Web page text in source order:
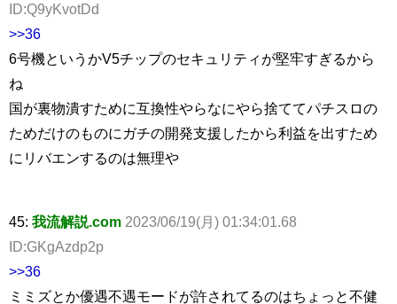
ID:Q9yKvotDd
>>36
6号機というかV5チップのセキュリティが堅牢すぎるから
ね
国が裏物潰すために互換性やらなにやら捨ててパチスロの
ためだけのものにガチの開発支援したから利益を出すため
にリバエンするのは無理や
45: 我流解説.com 2023/06/19(月) 01:34:01.68
ID:GKgAzdp2p
>>36
ミミズとか優遇不遇モードが許されてるのはちょっと不健